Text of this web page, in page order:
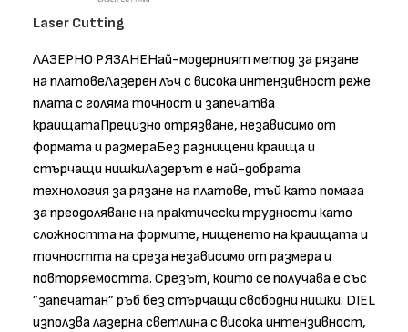
Laser Cutting
ЛАЗЕРНО РЯЗАНЕНай-модерният метод за рязане
на платовеЛазерен лъч с висока интензивност реже
плата с голяма точност и запечатва
краищатаПрецизно отрязване, независимо от
формата и размераБез разнищени краища и
стърчащи нишкиЛазерът е най-добрата
технология за рязане на платове, тъй като помага
за преодоляване на практически трудности като
сложността на формите, нищенето на краищата и
точността на среза независимо от размера и
повторяемостта. Срезът, които се получава е със
”запечатан” ръб без стърчащи свободни нишки. DIEL
използва лазерна светлина с висока интензивност,